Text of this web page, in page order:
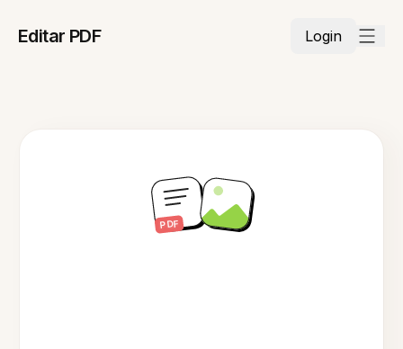
Editar PDF Login